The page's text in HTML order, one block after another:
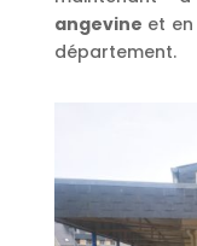
angevine et
département.